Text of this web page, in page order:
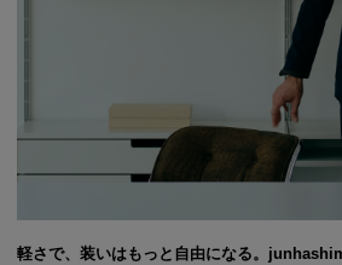
軽さで、装いはもっと自由になる。